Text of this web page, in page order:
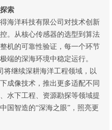
索
海洋科技有限公司对技术创新
。从核心传感器的选型到算法
机的可靠性验证，每一个环节
端的深海环境中稳定运行。
将继续深耕海洋工程领域，以
成像技术，推出更多适配不同
水下工程、资源勘探等领域提
国智造的“深海之眼”，照亮更